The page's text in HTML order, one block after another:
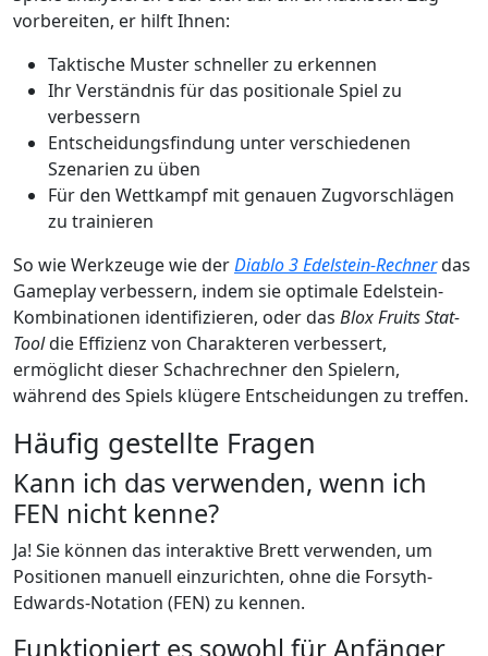
vorbereiten, er hilft Ihnen:
Taktische Muster schneller zu erkennen
Ihr Verständnis für das positionale Spiel zu
verbessern
Entscheidungsfindung unter verschiedenen
Szenarien zu üben
Für den Wettkampf mit genauen Zugvorschlägen
zu trainieren
So wie Werkzeuge wie derDiablo 3 Edelstein-Rechnerdas
Gameplay verbessern, indem sie optimale Edelstein-
Kombinationen identifizieren, oder das Blox Fruits Stat-
Tooldie Effizienz von Charakteren verbessert,
ermöglicht dieser Schachrechner den Spielern,
während des Spiels klügere Entscheidungen zu treffen.
Häufig gestellte Fragen
Kann ich das verwenden, wenn ich
FEN nicht kenne?
Ja! Sie können das interaktive Brett verwenden, um
Positionen manuell einzurichten, ohne die Forsyth-
Edwards-Notation (FEN) zu kennen.
Funktioniert es sowohl für Anfänger